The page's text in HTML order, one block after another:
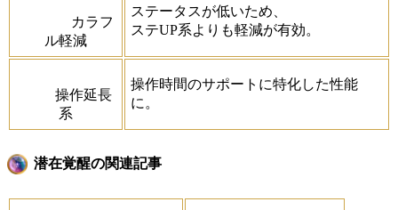
カラフ
ル軽減
ステータスが低いため、
ステUP系よりも軽減が有効。
操作延長
系
操作時間のサポートに特化した性能
に。
潜在覚醒の関連記事